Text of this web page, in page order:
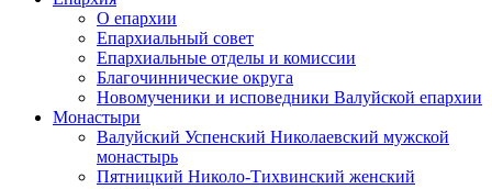
О епархии
Епархиальный совет
Епархиальные отделы и комиссии
Благочиннические округа
Новомученики и исповедники Валуйской епархии
Монастыри
Валуйский Успенский Николаевский мужской
монастырь
Пятницкий Николо-Тихвинский женский